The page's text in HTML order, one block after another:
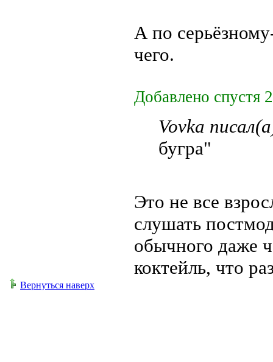
А по
чего.
Добавлено спустя
Vovka
бугра"
Это не все
слушать
обычного даже
коктейль, что
Вернуться наверх